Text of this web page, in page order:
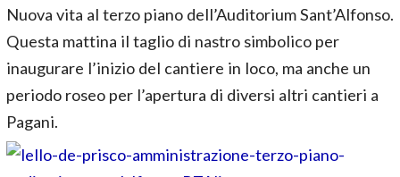
Nuova vita al terzo piano dell’Auditorium Sant’Alfonso.
Questa mattina il taglio di nastro simbolico per
inaugurare l’inizio del cantiere in loco, ma anche un
periodo roseo per l’apertura di diversi altri cantieri a
Pagani.